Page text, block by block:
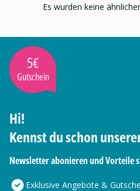
Es wurden keine
5€
Gutschein
Hi!
Kennst du schon
Newsletter abonieren und Vorteile
Exklusive Angebote &